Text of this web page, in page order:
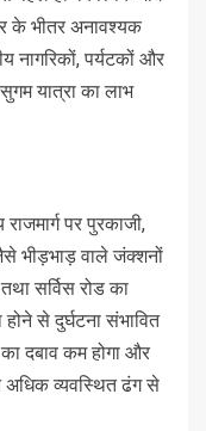
के भीतर अनावश्यक
नागरिकों, पर्यटकों और
यात्रा का लाभ
पर पुरकाजी,
भीड़भाड़ वाले जंक्शनों
सर्विस रोड का
होने से दुर्घटना संभावित
का दबाव कम होगा और
अधिक व्यवस्थित ढंग से